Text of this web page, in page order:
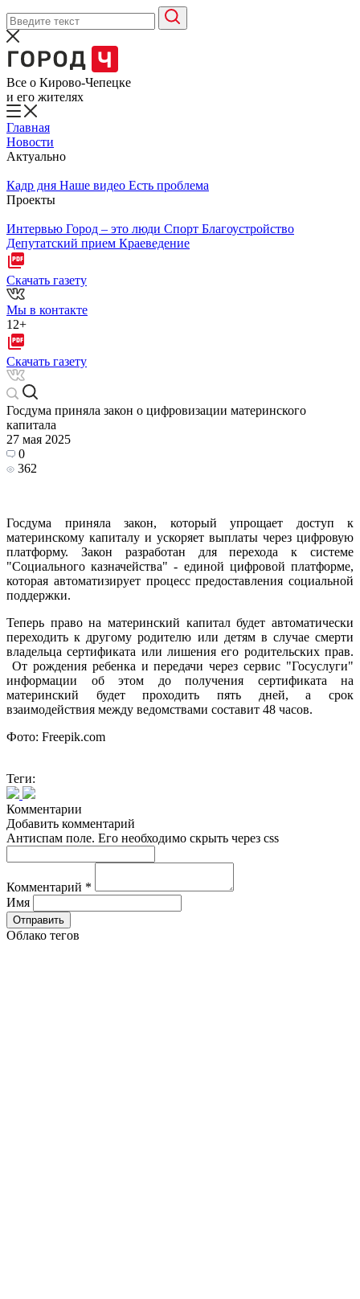
Все о Кирово-Чепецке
и его жителях
Главная
Новости
Актуально
Кадр дня Наше видео Есть проблема
Проекты
Интервью Город – это люди Спорт Благоустройство
Депутатский прием Краеведение
Скачать газету
Мы в контакте
12+
Скачать газету
Госдума приняла закон о цифровизации материнского
капитала
27 мая 2025
0
362
Госдума приняла закон, который упрощает доступ к
материнскому капиталу и ускоряет выплаты через цифровую
платформу. Закон разработан для перехода к системе
"Социального казначейства" - единой цифровой платформе,
которая автоматизирует процесс предоставления социальной
поддержки.
Теперь право на материнский капитал будет автоматически
переходить к другому родителю или детям в случае смерти
владельца сертификата или лишения его родительских прав.
От рождения ребенка и передачи через сервис "Госуслуги"
информации об этом до получения сертификата на
материнский будет проходить пять дней, а срок
взаимодействия между ведомствами составит 48 часов.
Фото: Freepik.com
Теги:
Комментарии
Добавить комментарий
Антиспам поле. Его необходимо скрыть через css
Комментарий *
Имя
Облако тегов